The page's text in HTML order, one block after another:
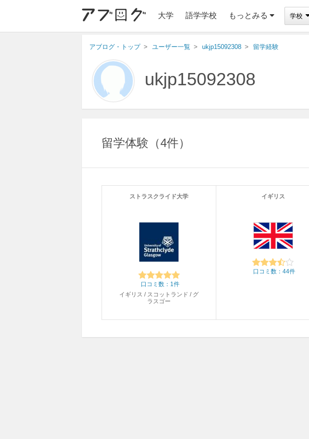
大学 語学学校 もっとみる 学校
アブログ・トップ ユーザー一覧 ukjp15092308 留学経験
ukjp15092308
留学体験 4件
ストラスクライド大学
口コミ数：1件
イギリス / スコットランド / グ
ラスゴー
イギリス
口コミ数：44件